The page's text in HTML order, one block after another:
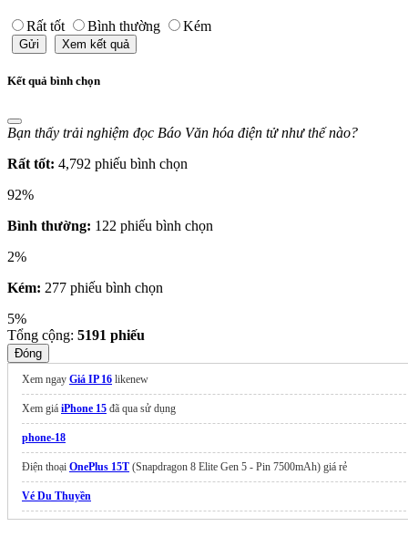
Rất tốt Bình thường Kém
Gửi Xem kết quả
Kết quả bình chọn
Bạn thấy trải nghiệm đọc Báo Văn hóa điện tử như thế nào?
Rất tốt: 4,792 phiếu bình chọn
92%
Bình thường: 122 phiếu bình chọn
2%
Kém: 277 phiếu bình chọn
5%
Tổng cộng: 5191 phiếu
Đóng
Xem ngay Giá IP 16 likenew
Xem giá iPhone 15 đã qua sử dụng
phone-18
Điện thoại OnePlus 15T (Snapdragon 8 Elite Gen 5 - Pin 7500mAh) giá rẻ
Vé Du Thuyền